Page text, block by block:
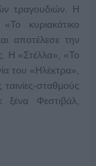
τραγουδιών. Η
κυριακάτικο
αποτέλεσε την
Η «Στέλλα», «Το
του «Ηλέκτρα»,
ταινίες-σταθμούς
Φεστιβάλ,